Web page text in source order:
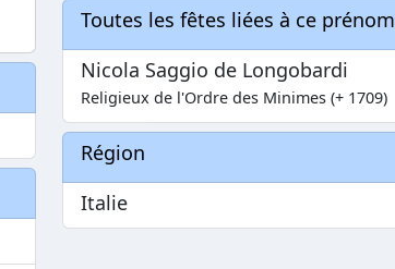
Toutes les fêtes liées à ce prénom
Nicola Saggio de Longobardi
Religieux de l'Ordre des Minimes (+ 1709)
Région
Italie